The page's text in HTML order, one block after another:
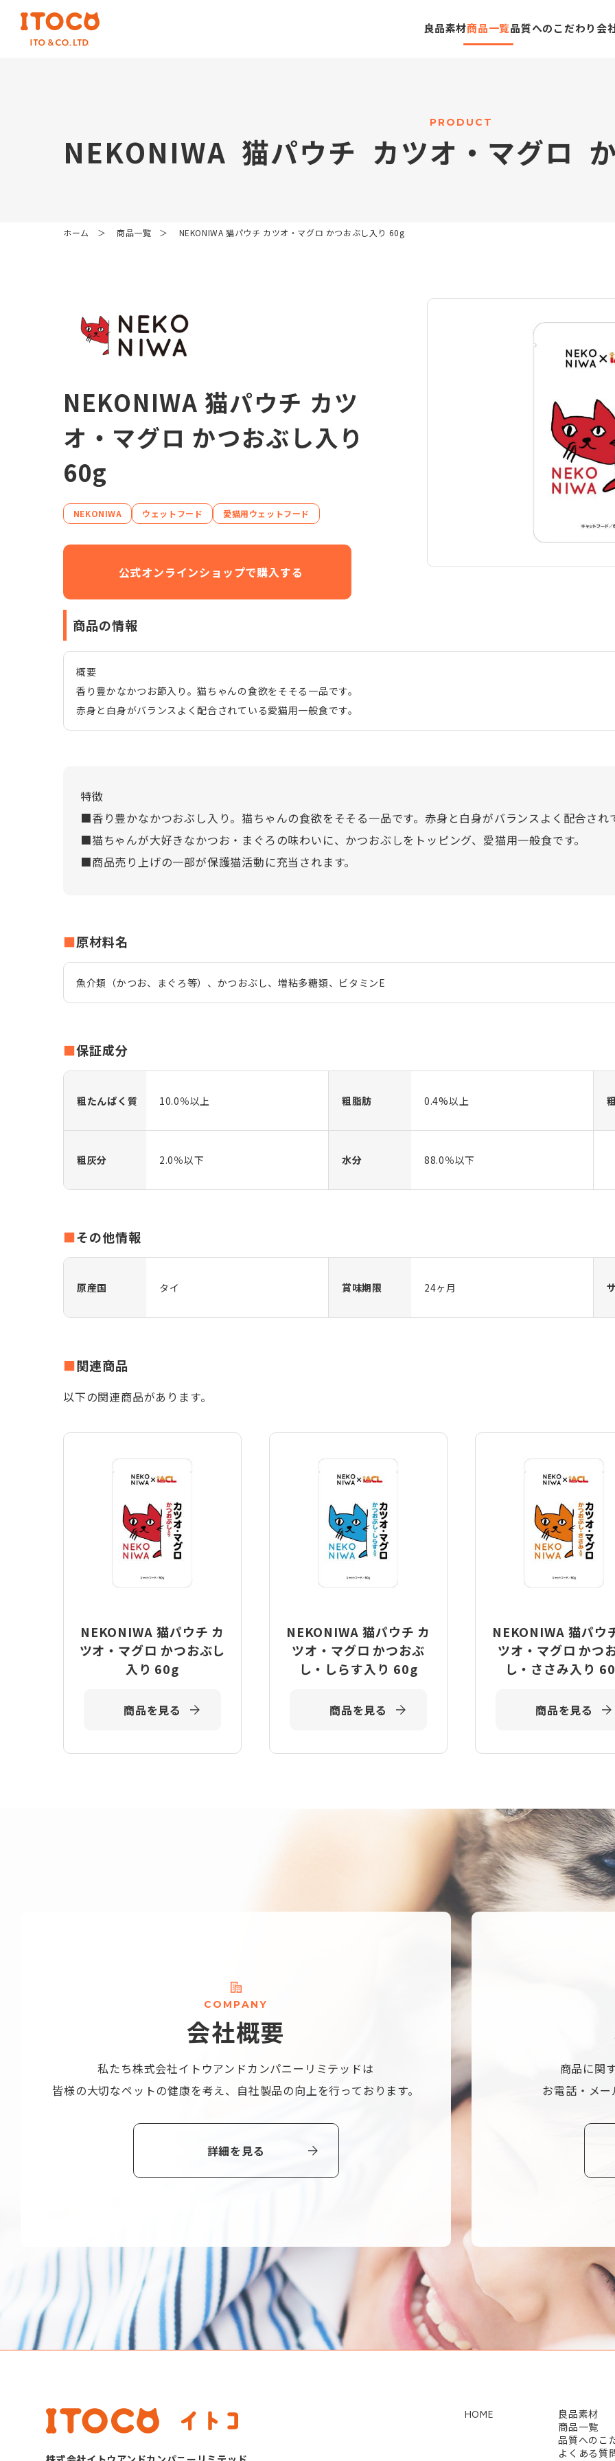
良品素材商品一覧品質へのこだわり 会
PRO D U C T
NEKONIWA 猫パウチ カツオ ・ マグロ
ホーム 商品一覧 NEKONIWA 猫パウチ カツオ・マグロ かつおぶし入り 60g
NEKONIWA 猫パウチ カツ
オ・マグロ かつおぶし入り
60g
NEKONIWA ウェットフード 愛猫用ウェットフード
商品の情報
概要
香り豊かなかつお節入り。猫ちゃんの食欲をそそる一品です。
赤身と白身がバランスよく配合されている愛猫用一般食です。
特徴
■香り豊かなかつおぶし入り。猫ちゃんの食欲をそそる一品です。赤身と白身がバランスよく配合され
■猫ちゃんが大好きなかつお・まぐろの味わいに、かつおぶしをトッピング、愛猫用一般食です。
■商品売り上げの一部が保護猫活動に充当されます。
原材料名
魚介類（かつお、まぐろ等）、かつおぶし、増粘多糖類、ビタミンE
保証成分
粗たんぱく質 10.0％以上 粗脂肪 0.4%以上
粗灰分 2.0％以下 水分 88.0％以下
その他情報
原産国 タイ 賞味期限 24ヶ月
関連商品
以下の関連商品があります。
NEKONIWA 猫パウチ カ
ツオ・マグロ かつおぶし
入り 60g
商品を見る
NEKONIWA 猫パウチ カ
ツオ・マグロ かつおぶ
し・しらす入り 60g
商品を見る
NEKONIWA 猫パウ
ツオ・マグロ かつ
し・ささみ入り
商品を見る
C O M PANY
会社概要
私たち株式会社イトウアンドカンパニーリミテッドは
皆様の大切なペットの健康を考え、 自社製品の向上を行っております。
詳細を見る
商品に関
お電話・メ
HOME
良品素材
商品一覧
品質へのこ
よくある質